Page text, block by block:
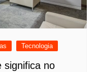
Tecnologia
significa no